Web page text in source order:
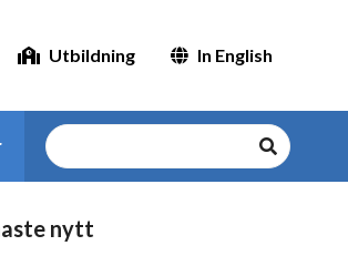
Utbildning In English
nytt